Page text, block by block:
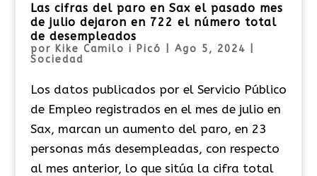
Las cifras del paro en Sax el pasado mes
de julio dejaron en 722 el número total
de desempleados
por Kike Camilo i Picó Ago 5, 2024
Sociedad
Los datos publicados por el Servicio Público
de Empleo registrados en el mes de julio en
Sax, marcan un aumento del paro, en 23
personas más desempleadas, con respecto
al mes anterior, lo que sitúa la cifra total